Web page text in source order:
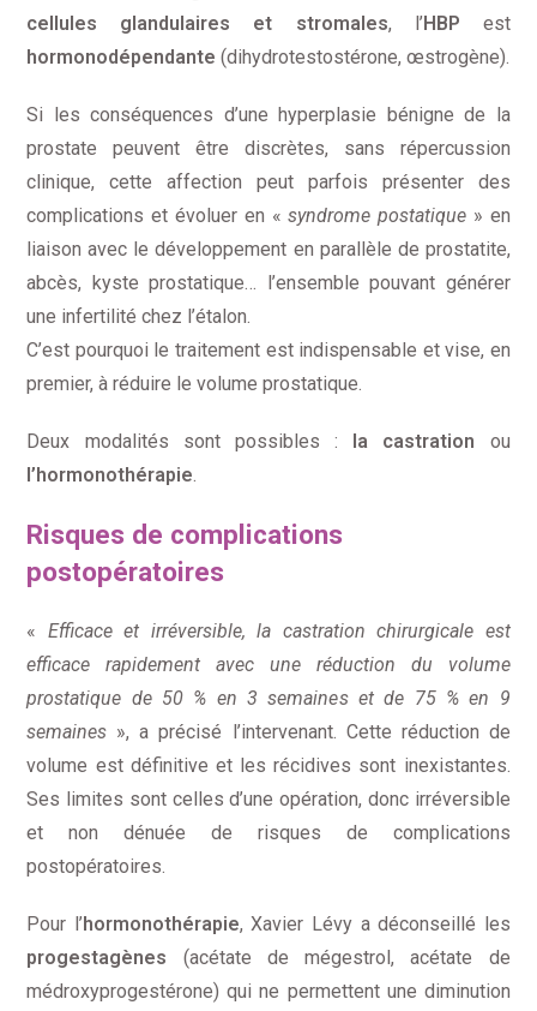
cellules glandulaires et stromales, l’HBP est
hormonodépendante (dihydrotestostérone, œstrogène).
Si les conséquences d’une hyperplasie bénigne de la
prostate peuvent être discrètes, sans répercussion
clinique, cette affection peut parfois présenter des
complications et évoluer en «syndrome postatique » en
liaison avec le développement en parallèle de prostatite,
abcès, kyste prostatique… l’ensemble pouvant générer
une infertilité chez l’étalon.
C’est pourquoi le traitement est indispensable et vise, en
premier, à réduire le volume prostatique.
Deux modalités sont possibles : la castration ou
l’hormonothérapie.
Risques de complications
postopératoires
« Efficace et irréversible, la castration chirurgicale est
efficace rapidement avec une réduction du volume
prostatique de 50 % en 3 semaines et de 75 % en 9
semaines », a précisé l’intervenant. Cette réduction de
volume est définitive et les récidives sont inexistantes.
Ses limites sont celles d’une opération, donc irréversible
et non dénuée de risques de complications
postopératoires.
Pour l’hormonothérapie, Xavier Lévy a déconseillé les
progestagènes (acétate de mégestrol, acétate de
médroxyprogestérone) qui ne permettent une diminution